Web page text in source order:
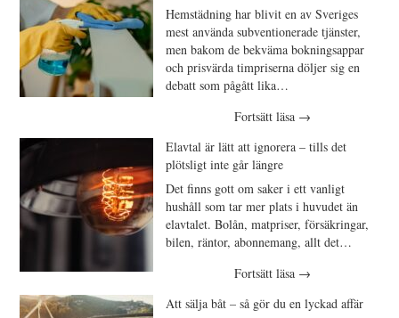
Hemstädning har blivit en av Sveriges
mest använda subventionerade tjänster,
men bakom de bekväma bokningsappar
och prisvärda timpriserna döljer sig en
debatt som pågått lika…
Fortsätt läsa →
Elavtal är lätt att ignorera – tills det
plötsligt inte går längre
Det finns gott om saker i ett vanligt
hushåll som tar mer plats i huvudet än
elavtalet. Bolån, matpriser, försäkringar,
bilen, räntor, abonnemang, allt det…
Fortsätt läsa →
Att sälja båt – så gör du en lyckad affär